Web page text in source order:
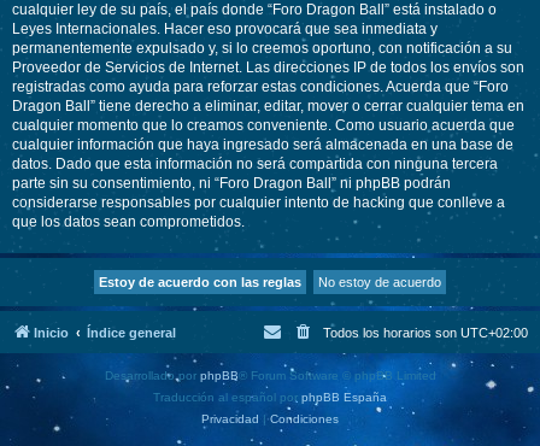
cualquier ley de su país, el país donde “Foro Dragon Ball” está instalado o
Leyes Internacionales. Hacer eso provocará que sea inmediata y
permanentemente expulsado y, si lo creemos oportuno, con notificación a su
Proveedor de Servicios de Internet. Las direcciones IP de todos los envíos son
registradas como ayuda para reforzar estas condiciones. Acuerda que “Foro
Dragon Ball” tiene derecho a eliminar, editar, mover o cerrar cualquier tema en
cualquier momento que lo creamos conveniente. Como usuario acuerda que
cualquier información que haya ingresado será almacenada en una base de
datos. Dado que esta información no será compartida con ninguna tercera
parte sin su consentimiento, ni “Foro Dragon Ball” ni phpBB podrán
considerarse responsables por cualquier intento de hacking que conlleve a
que los datos sean comprometidos.
Inicio Índice general Todos los horarios son UTC+02:00
Desarrollado por phpBB® Forum Software © phpBB Limited
Traducción al español por phpBB España
Privacidad |Condiciones